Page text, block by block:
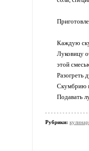
Каждую
Луковицу
этой
Разогреть
Скумбрию
Подавать
Рубрики: